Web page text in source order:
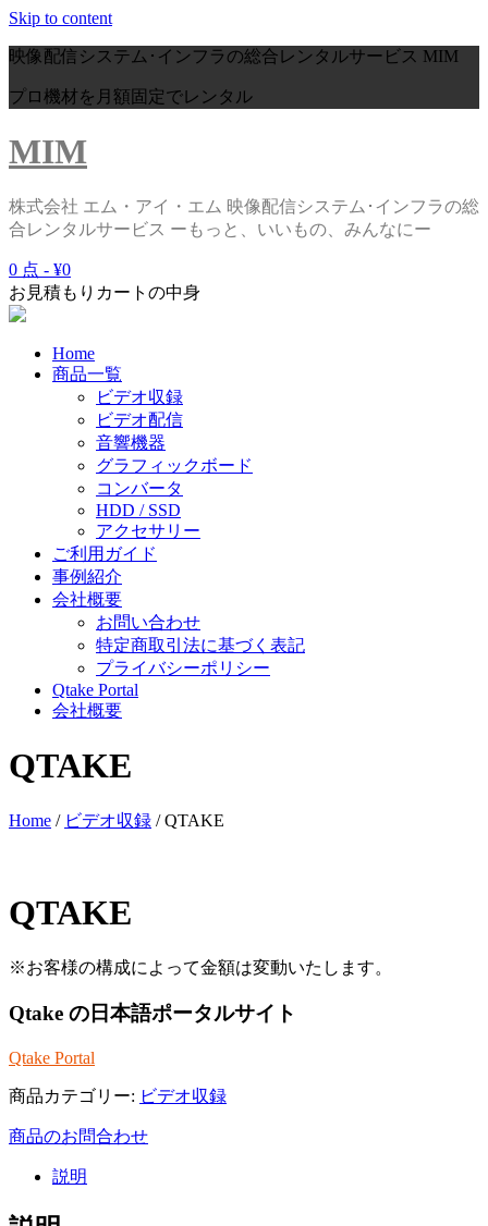
Skip to content
映像配信システム･インフラの総合レンタルサービス MIM
プロ機材を月額固定でレンタル
MIM
株式会社 エム・アイ・エム 映像配信システム･インフラの総
合レンタルサービス ーもっと、いいもの、みんなにー
0 点 - ¥0
お見積もりカートの中身
Home
商品一覧
ビデオ収録
ビデオ配信
音響機器
グラフィックボード
コンバータ
HDD / SSD
アクセサリー
ご利用ガイド
事例紹介
会社概要
お問い合わせ
特定商取引法に基づく表記
プライバシーポリシー
Qtake Portal
会社概要
QTAKE
Home / ビデオ収録 / QTAKE
QTAKE
※お客様の構成によって金額は変動いたします。
Qtake の日本語ポータルサイト
Qtake Portal
商品カテゴリー: ビデオ収録
商品のお問合わせ
説明